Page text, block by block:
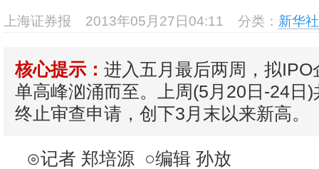
基
济
上海证券报 2013年05月27日04:11 分类： 新华
核心提示： 进入五月最后两周，拟
单高峰汹涌而至。上周(5月20日-24日
终止审查申请，创下3月末以来新高。
⊙记者 郑培源 ○编辑 孙放